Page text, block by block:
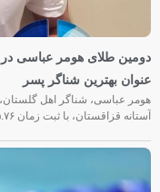
دومین طلای هومر عباسی در
عنوان بهترین شناگر پسر
هومر عباسی، شناگر اهل
آستانه قزاقستان، با ثبت زمان ۲۵.۷۶ ثانیه در ماده ۵۰ متر کرال پشت به مدال طلا